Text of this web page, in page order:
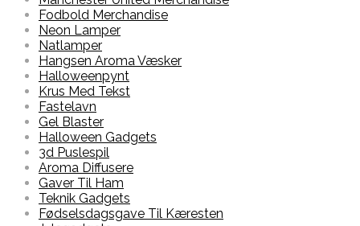
Fodbold Merchandise
Neon Lamper
Natlamper
Hangsen Aroma Væsker
Halloweenpynt
Krus Med Tekst
Fastelavn
Gel Blaster
Halloween Gadgets
3d Puslespil
Aroma Diffusere
Gaver Til Ham
Teknik Gadgets
Fødselsdagsgave Til Kæresten